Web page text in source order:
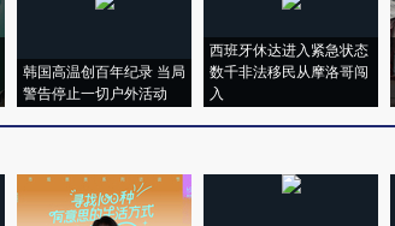
韩国高温创百年纪录 当局
警告停止一切户外活动
西班牙休达进入紧急状态
数千非法移民从摩洛哥闯
入